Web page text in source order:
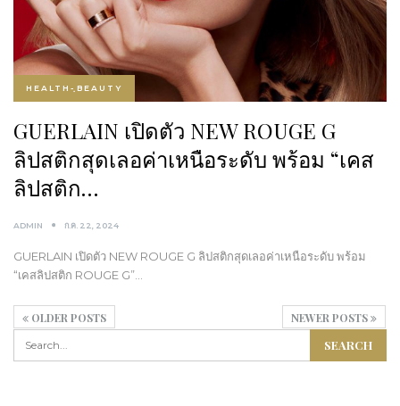
HEALTH-ฺBEAUTY
GUERLAIN เปิดตัว NEW ROUGE G
ลิปสติกสุดเลอค่าเหนือระดับ พร้อม “เคส
ลิปสติก…
ADMIN ก.ค. 22, 2024
GUERLAIN เปิดตัว NEW ROUGE G ลิปสติกสุดเลอค่าเหนือระดับ พร้อม
“เคสลิปสติก ROUGE G”…
OLDER POSTS NEWER POSTS